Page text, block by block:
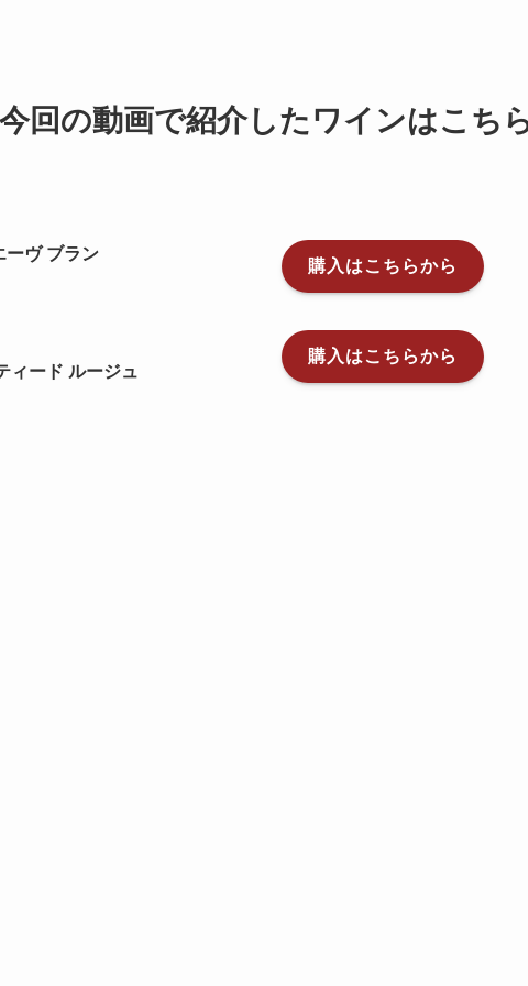
今回の動画で紹介したワインはこち
ーヴ ブラン
購入はこちらから
ィード ルージュ
購入はこちらから